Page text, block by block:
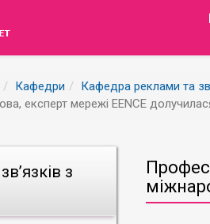
Кафедри Кафедра реклами та
експерт мережі EENCE
з